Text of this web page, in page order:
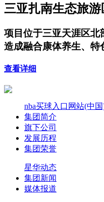
三亚扎南生态旅游
项目位于三亚天涯区北
造成融合康体养生、特
查看详细
nba买球入口网站(中
集团简介
旗下公司
发展历程
集团荣誉
星华动态
集团新闻
媒体报道